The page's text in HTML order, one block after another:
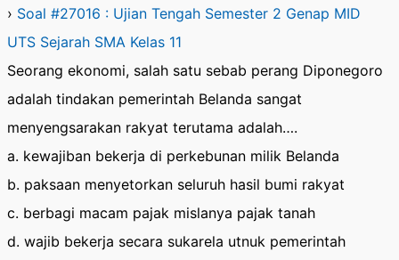
› Soal #27016 : Ujian Tengah Semester 2 Genap MID
UTS Sejarah SMA Kelas 11
Seorang ekonomi, salah satu sebab perang Diponegoro
adalah tindakan pemerintah Belanda sangat
menyengsarakan rakyat terutama adalah….
a. kewajiban bekerja di perkebunan milik Belanda
b. paksaan menyetorkan seluruh hasil bumi rakyat
c. berbagi macam pajak mislanya pajak tanah
d. wajib bekerja secara sukarela utnuk pemerintah